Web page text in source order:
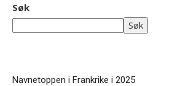
Søk
Søk
Navnetoppen i Frankrike i 2025